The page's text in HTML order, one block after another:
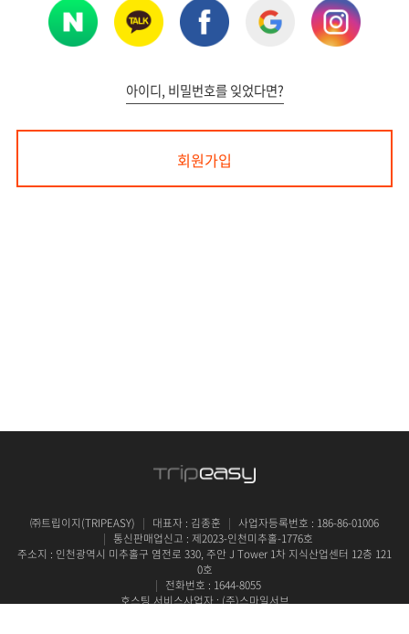
아이디, 비밀번호를 잊었다면?
회원가입
㈜트립이지(TRIPEASY) 대표자 : 김종훈
사업자등록번호 : 186-86-01006
통신판매업신고 : 제2023-인천미추홀-1776호
주소지 : 인천광역시 미추홀구 염전로 330, 주안 J Tower 1차 지식산업센터 12층 121
0호
전화번호 : 1644-8055
호스팅 서비스사업자 : (주)스마일서브